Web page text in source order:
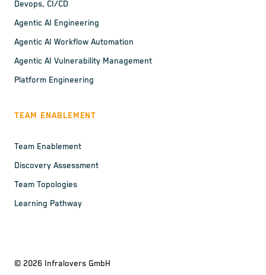
Devops, CI/CD
Agentic AI Engineering
Agentic AI Workflow Automation
Agentic AI Vulnerability Management
Platform Engineering
TEAM ENABLEMENT
Team Enablement
Discovery Assessment
Team Topologies
Learning Pathway
© 2026 Infralovers GmbH